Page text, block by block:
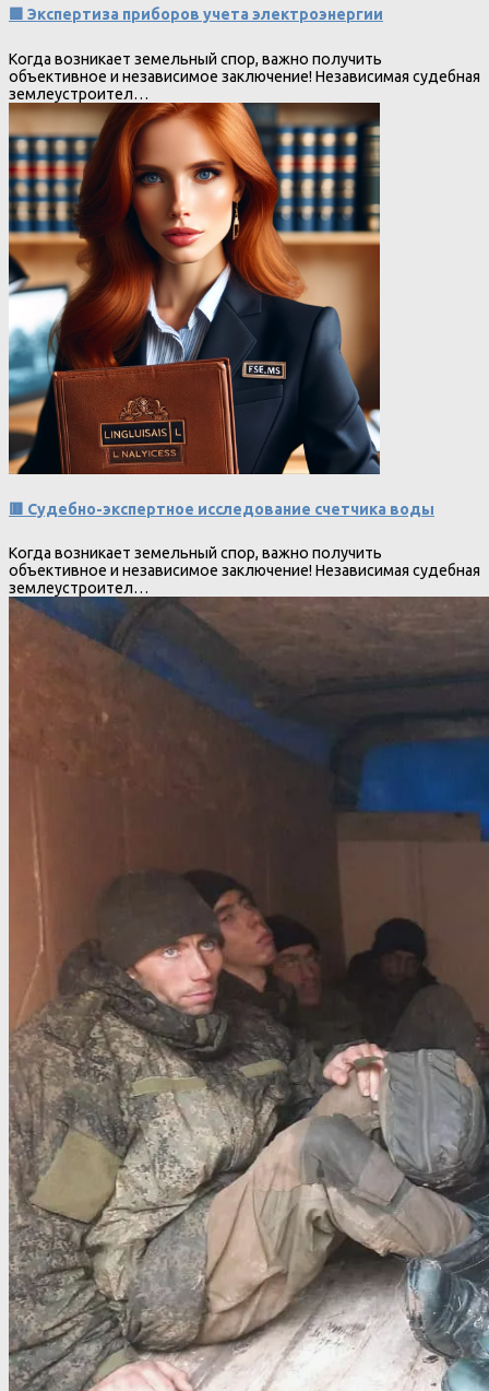
🟩 Экспертиза приборов учета электроэнергии
Когда возникает земельный спор, важно получить
объективное и независимое заключение! Независимая судебная
землеустроител…
🟥 Судебно-экспертное исследование счетчика воды
Когда возникает земельный спор, важно получить
объективное и независимое заключение! Независимая судебная
землеустроител…